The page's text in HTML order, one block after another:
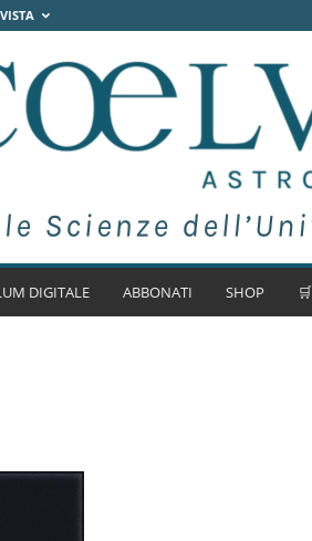
DIGITALE ABBONATI SHOP 🛒